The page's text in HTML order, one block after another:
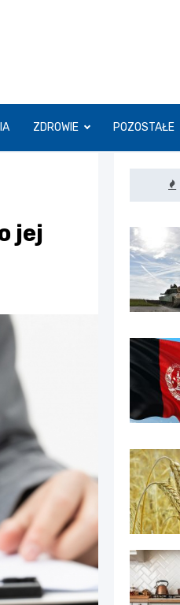
ZDROWIE POZOSTAŁE
jej